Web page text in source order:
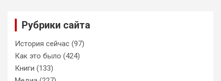
Рубрики сайта
История сейчас (97)
Как это было (424)
Книги (133)